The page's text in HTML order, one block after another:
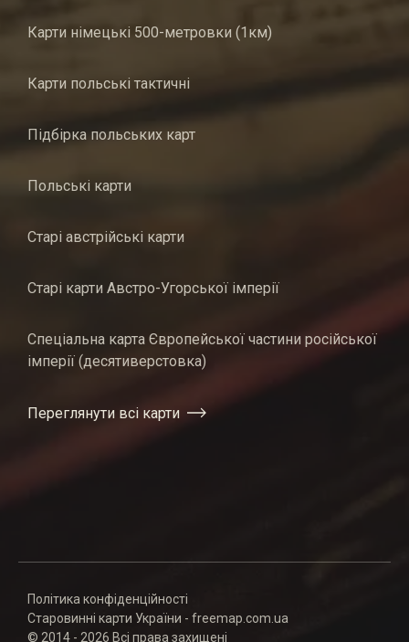
Карти німецькі 500-метровки (1км)
Карти польські тактичні
Підбірка польських карт
Польські карти
Старі австрійські карти
Старі карти Австро-Угорської імперії
Спеціальна карта Європейської частини російської
імперії (десятиверстовка)
Переглянути всі карти
Політика конфіденційності
Старовинні карти України - freemap.com.ua
© 2014 - 2026 Всі права захищені